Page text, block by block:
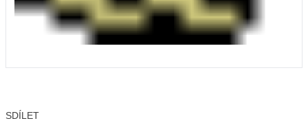
SDÍLET